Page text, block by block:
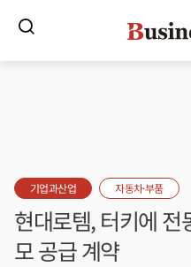
기업과산업 자동차·부품
현대로템, 터키에
모 공급 계약